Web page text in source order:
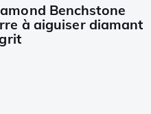
Benchstone
à aiguiser diamant